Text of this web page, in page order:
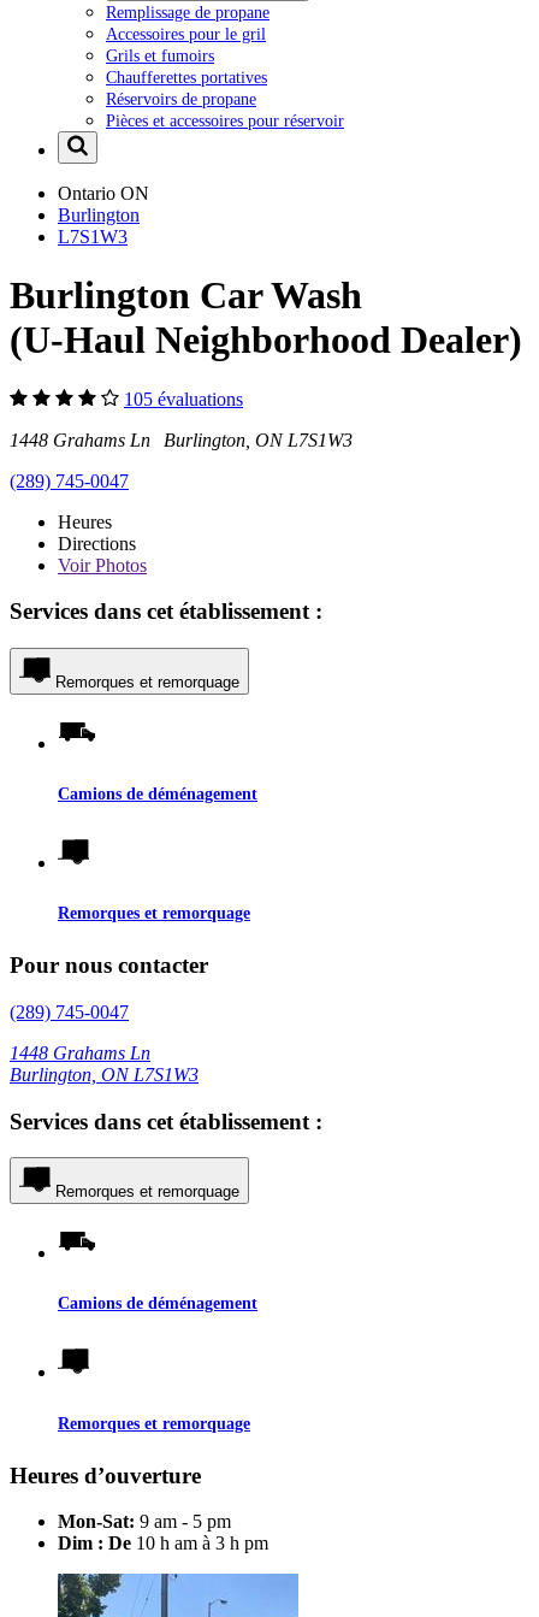
Remplissage de propane
Accessoires pour le gril
Grils et fumoirs
Chaufferettes portatives
Réservoirs de propane
Pièces et accessoires pour réservoir
Ontario ON
Burlington
L7S1W3
Burlington Car Wash
(U-Haul Neighborhood Dealer)
105 évaluations
1448 Grahams Ln Burlington, ON L7S1W3
(289) 745-0047
Heures
Directions
VoirPhotos
Services dans cet établissement :
Remorques et remorquage
Camions de déménagement
Remorques et remorquage
Pour nous contacter
(289) 745-0047
1448 Grahams Ln
Burlington, ON L7S1W3
Services dans cet établissement :
Remorques et remorquage
Camions de déménagement
Remorques et remorquage
Heures d’ouverture
Mon-Sat: 9 am - 5 pm
Dim : De 10 h am à 3 h pm